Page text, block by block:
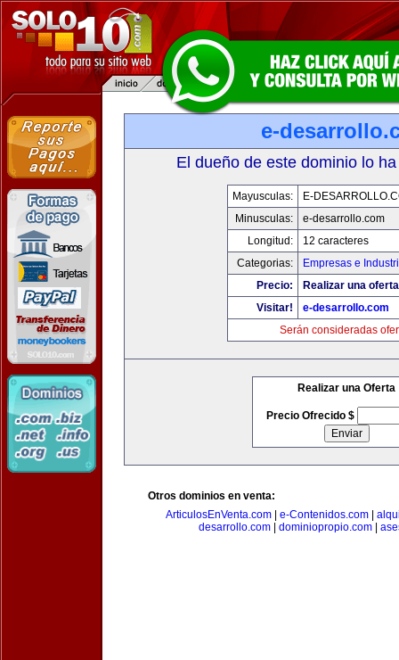
e-
El dueño de este dominio lo
Mayusculas:
E-
Minusculas:
e-desarrollo.com
Longitud:
12 caracteres
Categorias:
Empresas e
Precio:
Realizar una
Visitar!
e-desarrollo.com
Serán consideradas
Realizar una Oferta
Precio Ofrecido $
Otros dominios en venta:
ArticulosEnVenta.com| e-Contenidos.com|
desarrollo.com| dominiopropio.com|